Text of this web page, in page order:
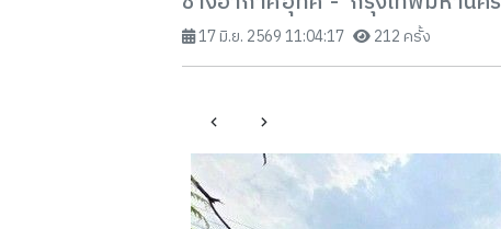
17 มิ.ย. 2569 11:04:17 212 ครั้ง